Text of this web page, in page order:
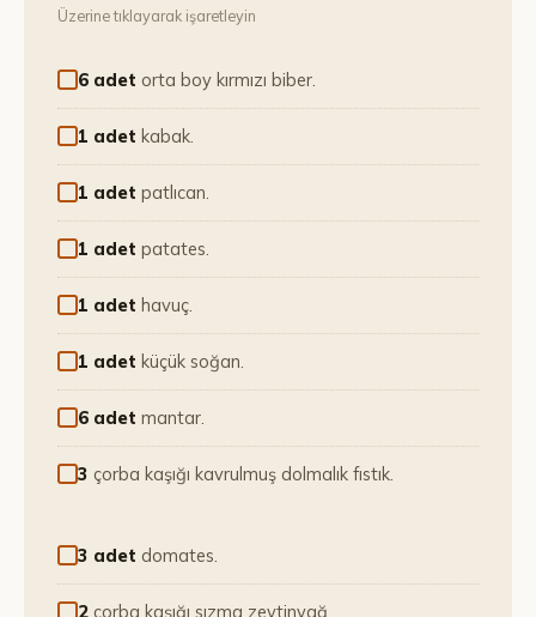
Üzerine tıklayarak işaretleyin
6 adet orta boy kırmızı biber.
1 adet kabak.
1 adet patlıcan.
1 adet patates.
1 adet havuç.
1 adet küçük soğan.
6 adet mantar.
3 çorba kaşığı kavrulmuş dolmalık fıstık.
3 adet domates.
2 çorba kaşığı sızma zeytinyağ.